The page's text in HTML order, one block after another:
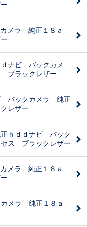
メラ 純正１８ａ
ナビ バックカメ
ブラックレザー
バックカメラ 純正
レザー
ｈｄｄナビ バック
ス ブラックレザー
メラ 純正１８ａ
メラ 純正１８ａ